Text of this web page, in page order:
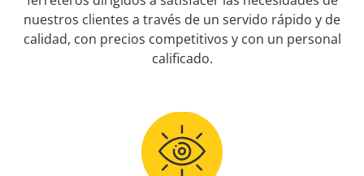
nuestros clientes a través de un servido rápido y de
calidad, con precios competitivos y con un personal
calificado.